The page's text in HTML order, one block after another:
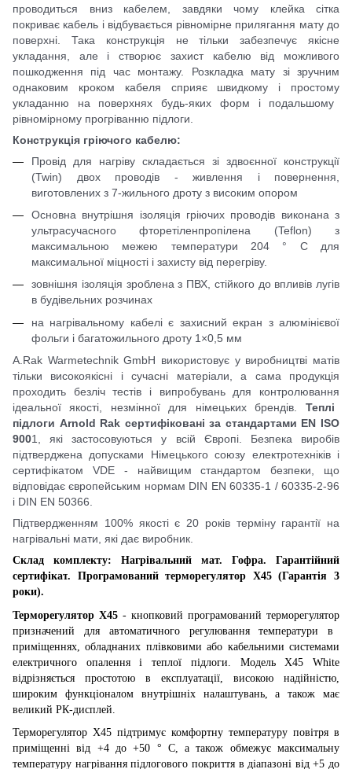
проводиться вниз кабелем, завдяки чому клейка сітка
покриває кабель і відбувається рівномірне прилягання мату до
поверхні. Така конструкція не тільки забезпечує якісне
укладання, але і створює захист кабелю від можливого
пошкодження під час монтажу. Розкладка мату зі зручним
однаковим кроком кабеля сприяє швидкому і простому
укладанню на поверхнях будь-яких форм і подальшому
рівномірному прогріванню підлоги
Конструкція гріючого кабелю:
Провід для нагріву складається зі здвоєнної конструкції
(Twin) двох проводів - живлення і повернення,
виготовлених з 7-жильного дроту з високим опором
Основна внутрішня ізоляція гріючих проводів виконана з
ультрасучасного фторетіленпропілена (Teflon) з
максимальною межею температури 204 ° C для
максимальної міцності і захисту від перегріву.
зовнішня ізоляція зроблена з ПВХ, стійкогодо впливів лугів
в будівельних розчинах
на нагрівальному кабелі є захисний екран з алюмінієвої
фольги і багатожильного дроту 1×0,5 мм
A.Rak Warmetechnik GmbH використовує у виробництві матів
тільки високоякісні і сучасні матеріали, а сама продукція
проходить безліч тестів і випробувань для контролювання
ідеальної якості, незмінноїдля німецьких брендів. Теплі
підлоги Arnold Rak сертифіковані за стандартами EN ISO
9001, які застосовуються у всій Європі. Безпека виробів
підтверджена допусками Німецького союзу електротехніків і
сертифікатом VDE - найвищим стандартом безпеки, що
відповідає європейським нормам DIN EN 60335-1 / 60335-2-96
і DIN EN 50366.
Підтвердженням 100% якості є 20 років терміну гарантії на
нагрівальні мати, які дає виробник.
Склад комплекту: Нагрівальний мат. Гофра. Гарантійний
сертифікат. Програмований терморегулятор X45 (Гарантія 3
роки).
Терморегулятор X45 - кнопковий програмований терморегулятор
призначений для автоматичного регулювання температури в
приміщеннях, обладнаних плівковими або кабельними системами
електричного опалення і теплої підлоги. Модель X45 White
відрізняється простотою в експлуатації, високою надійністю,
широким функціоналом внутрішніх налаштувань, а також має
великий РК-дисплей.
Терморегулятор X45 підтримує комфортну температуру повітря в
приміщенні від +4 до +50 ° С, а також обмежує максимальну
температуру нагрівання підлогового покриття в діапазоні від +5 до